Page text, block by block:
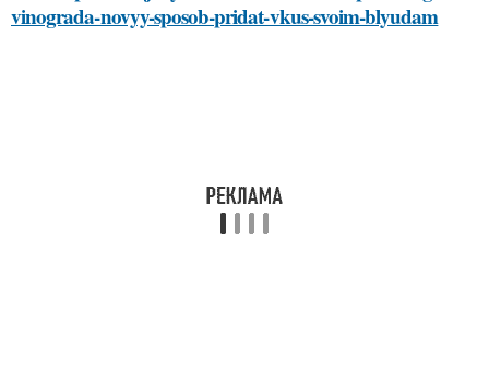
vinograda-novyy-sposob-pridat-vkus-svoim-blyudam